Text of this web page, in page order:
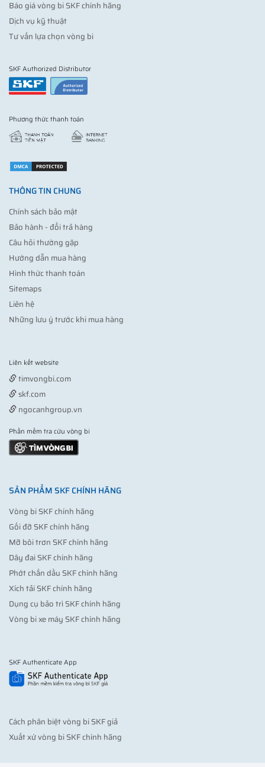
Báo giá vòng bi SKF chính hãng
Dịch vụ kỹ thuật
Tư vấn lựa chọn vòng bi
SKF Authorized Distributor
Phương thức thanh toán
THÔNG TIN CHUNG
Chính sách bảo mật
Bảo hành - đổi trả hàng
Câu hỏi thường gặp
Hướng dẫn mua hàng
Hình thức thanh toán
Sitemaps
Liên hệ
Những lưu ý trước khi mua hàng
Liên kết website
timvongbi.com
skf.com
ngocanhgroup.vn
Phần mềm tra cứu vòng bi
SẢN PHẨM SKF CHÍNH HÃNG
Vòng bi SKF chính hãng
Gối đỡ SKF chính hãng
Mỡ bôi trơn SKF chính hãng
Dây đai SKF chính hãng
Phớt chắn dầu SKF chính hãng
Xích tải SKF chính hãng
Dụng cụ bảo trì SKF chính hãng
Vòng bi xe máy SKF chính hãng
SKF Authenticate App
Cách phân biệt vòng bi SKF giả
Xuất xứ vòng bi SKF chính hãng